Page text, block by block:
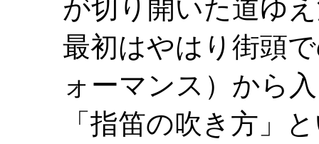
が切り開いた道ゆ
最初はやはり街頭
ォーマンス）から
「指笛の吹き方」